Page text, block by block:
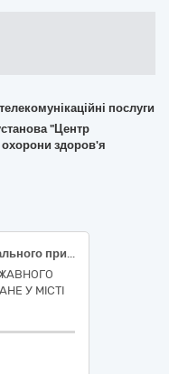
послуги
"Центр
охорони здоров'я
Послуги поштового зв'язку спеціального призначення(64120000-3 Кур'єрські послуги)
У МІСТІ